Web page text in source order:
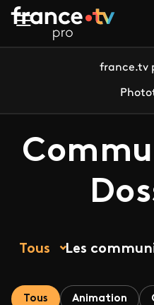
Aller au contenu principal
france.tv
Tous Les
Tous Animation